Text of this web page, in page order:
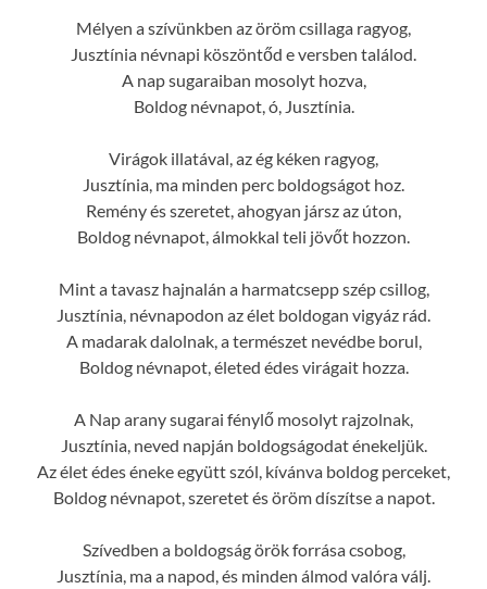
Mélyen a szívünkben az öröm csillaga ragyog,
Jusztínia névnapi köszöntőd e versben találod.
A nap sugaraiban mosolyt hozva,
Boldog névnapot, ó, Jusztínia.
Virágok illatával, az ég kéken ragyog,
Jusztínia, ma minden perc boldogságot hoz.
Remény és szeretet, ahogyan jársz az úton,
Boldog névnapot, álmokkal teli jövőt hozzon.
Mint a tavasz hajnalán a harmatcsepp szép csillog,
Jusztínia, névnapodon az élet boldogan vigyáz rád.
A madarak dalolnak, a természet nevédbe borul,
Boldog névnapot, életed édes virágait hozza.
A Nap arany sugarai fénylő mosolyt rajzolnak,
Jusztínia, neved napján boldogságodat énekeljük.
Az élet édes éneke együtt szól, kívánva boldog perceket,
Boldog névnapot, szeretet és öröm díszítse a napot.
Szívedben a boldogság örök forrása csobog,
Jusztínia, ma a napod, és minden álmod valóra válj.